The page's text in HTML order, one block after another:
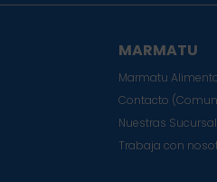
MARMATU
Marmatu
Contacto
Nuestras
Trabaja con